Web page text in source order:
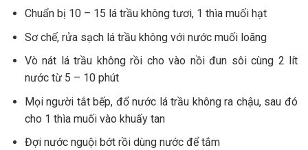
Chuẩn bị 10 – 15 lá trầu không tươi, 1 thìa muối hạt
Sơ chế, rửa sạch lá trầu không với nước muối loãng
Vò nát lá trầu không rồi cho vào nồi đun sôi cùng 2 lít
nước từ 5 – 10 phút
Mọi người tắt bếp, đổ nước lá trầu không ra chậu, sau đó
cho 1 thìa muối vào khuấy tan
Đợi nước nguội bớt rồi dùng nước để tắm